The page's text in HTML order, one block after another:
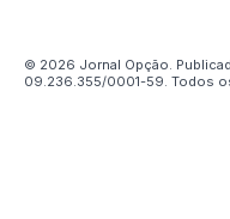
© 2026 Jornal Opção.
09.236.355/0001-59. Todos